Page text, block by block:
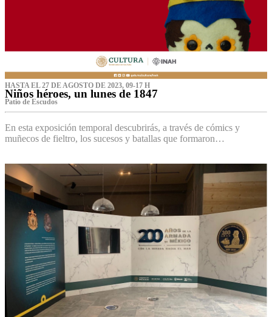
HASTA EL 27 DE AGOSTO DE 2023, 09-17 H
Niños héroes, un lunes de 1847
Patio de Escudos
En esta exposición temporal descubrirás, a través de cómics y
muñecos de fieltro, los sucesos y batallas que formaron…